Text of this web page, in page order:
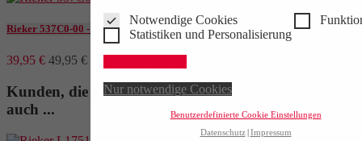
Notwendige Cookies
Statistiken und Personalisierung
Nur notwendige Cookies
Benutzerdefinierte Cookie Einstellungen
Datenschutz Impressum
Rieker 537C0-00 - Rieker Slipper Schwarz
39,95 € 49,95 €
Kunden, die diesen Artikel gekauft haben, kauften
auch ...